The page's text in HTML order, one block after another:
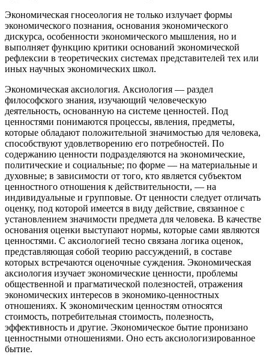
Экономическая гносеология не только излучает формы
экономического познания, основания экономического
дискурса, особенности экономического мышления, но и
выполняет функцию критики оснований экономической
рефлексии в теоретических системах представителей тех или
иных научных экономических школ.
Экономическая аксиология. Аксиология — раздел
философского знания, изучающий человеческую
деятельность, основанную на системе ценностей. Под
ценностями понимаются процессы, явления, предметы,
которые обладают положительной значимостью для человека,
способствуют удовлетворению его потребностей. По
содержанию ценности подразделяются на экономические,
политические и социальные; по форме — на материальные и
духовные; в зависимости от того, кто является субъектом
ценностного отношения к действительности, — на
индивидуальные и групповые. От ценности следует отличать
оценку, под которой имеется в виду действие, связанное с
установлением значимости предмета для человека. В качестве
основания оценки выступают нормы, которые сами являются
ценностями. С аксиологией тесно связана логика оценок,
представляющая собой теорию рассуждений, в составе
которых встречаются оценочные суждения. Экономическая
аксиология изучает экономические ценности, проблемы
общественной и прагматической полезностей, отражения
экономических интересов в экономико-ценностных
отношениях. К экономическим ценностям относятся
стоимость, потребительная стоимость, полезность,
эффективность и другие. Экономическое бытие пронизано
ценностными отношениями. Оно есть аксиологизированное
бытие.